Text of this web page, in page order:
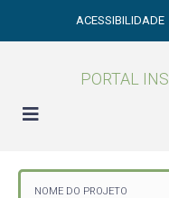
ACESSIBILIDADE
PORTAL
NOME DO PROJETO